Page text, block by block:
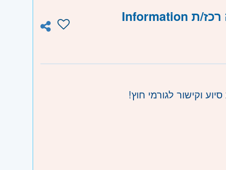
לחברה מובילה בפתח תקווה דרוש/ה רכז/ת Information
וקישור לגורמי חוץ!